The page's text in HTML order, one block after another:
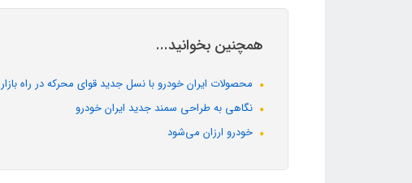
همچنین بخوانید...
محصولات ایران خودرو با نسل جدید قوای محرکه در راه بازار
نگاهی به طراحی سمند جدید ایران خودرو
خودرو ارزان می‌شود